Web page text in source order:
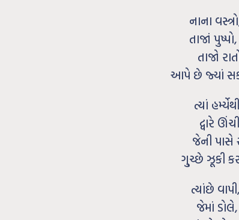
નાના
તાજાં
તાજો
આપે છે જ્યાં
ત્યાં
દ્વારે
જેની પાસે
ગુ્ચ્છે ઝૂકી
ત્યાંછે
જેમાં